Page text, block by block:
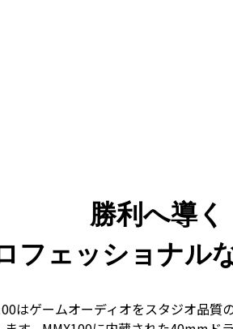
勝利へ導く
フェッショナル
はゲームオーディオをスタジオ品質